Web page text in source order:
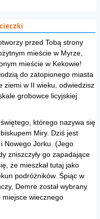
przed Tobą strony
mieście w Myrze,
mieście w Kekowie!
do zatopionego miasta
ziemi w II wieku, odwiedzisz
grobowce licyjskiej
którego nazywa się
biskupem Miry. Dziś jest
Nowego Jorku. (Jego
zniszczyły go zapadające
że mieszkał tutaj jako
podróżników. Śpiąc w
Demre został wybrany
miejsce wiecznego